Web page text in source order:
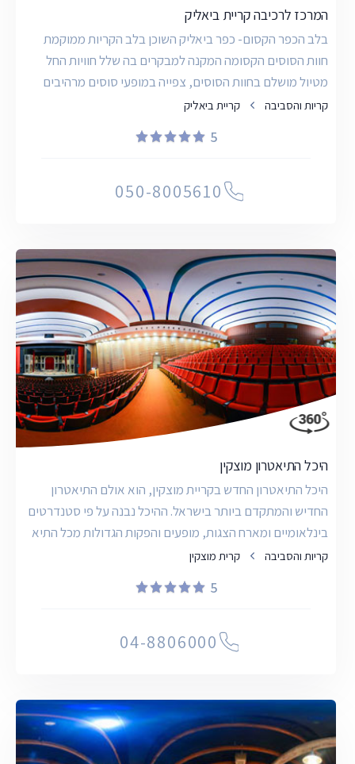
המרכז לרכיבה קריית ביאליק
בלב הכפר הקסום- כפר ביאליק השוכן בלב הקריות ממוקמת
חוות הסוסים הקסומה המקנה למבקרים בה שלל חוויות החל
מטיול מושלם בחוות הסוסים, צפייה במופעי סוסים מרהיבים
ועד ל
קריות והסביבה קריית ביאליק
5
050-8005610
היכל התיאטרון מוצקין
היכל התיאטרון החדש בקריית מוצקין, הוא אולם התיאטרון
החדיש והמתקדם ביותר בישראל. ההיכל נבנה על פי סטנדרטים
בינלאומיים ומארח הצגות, מופעים והפקות הגדולות מכל התיא
קריות והסביבה קרית מוצקין
5
04-8806000